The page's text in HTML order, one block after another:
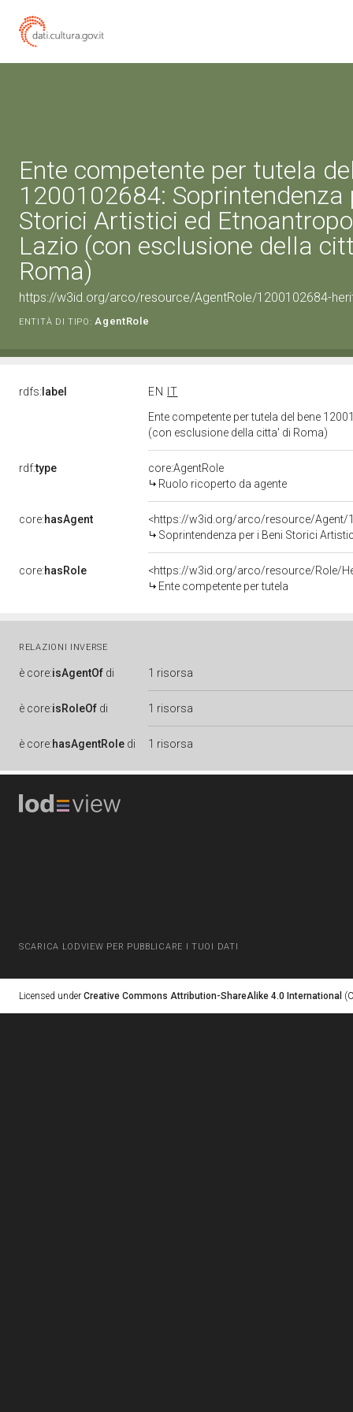
Ente competente per tutela
1200102684: Soprintendenza
Storici Artistici ed
Lazio (con esclusione della
Roma)
https://w3id.org/arco/resource/AgentRole/1200102684-
ENTITÀ DI TIPO: AgentRole
rdfs: label EN
IT
Ente competente per tutela del bene
(con esclusione della citta' di Roma)
rdf:type
core:AgentRole
Ruolo ricoperto da agente
core:hasAgent
<https://w3id.org/arco/resource/Agent/
Soprintendenza per i Beni Storici
core:hasRole
<https://w3id.org/arco/resource/Role/
Ente competente per tutela
RELAZIONI INVERSE
è core:isAgentOf di 1 risorsa
è core:isRoleOf di 1 risorsa
è core:hasAgentRole di 1 risorsa
SCARICA LODVIEW PER PUBBLICARE I TUOI DATI
Licensed under Creative Commons Attribution-ShareAlike 4.0 International